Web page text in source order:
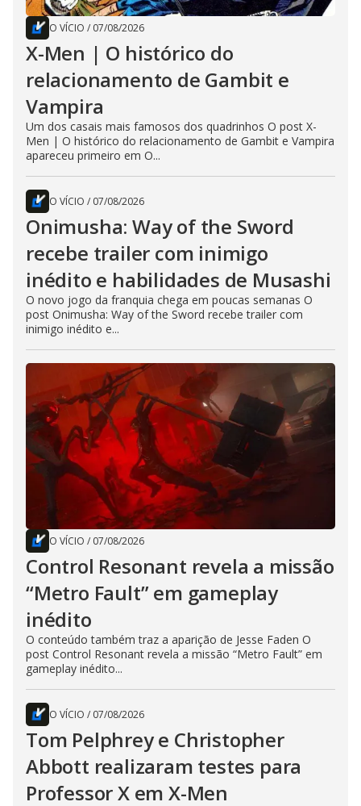
O VÍCIO / 07/08/2026
X-Men | O histórico do
relacionamento de Gambit e
Vampira
Um dos casais mais famosos dos quadrinhos O post X-
Men | O histórico do relacionamento de Gambit e Vampira
apareceu primeiro em O...
O VÍCIO / 07/08/2026
Onimusha: Way of the Sword
recebe trailer com inimigo
inédito e habilidades de Musashi
O novo jogo da franquia chega em poucas semanas O
post Onimusha: Way of the Sword recebe trailer com
inimigo inédito e...
O VÍCIO / 07/08/2026
Control Resonant revela a missão
“Metro Fault” em gameplay
inédito
O conteúdo também traz a aparição de Jesse Faden O
post Control Resonant revela a missão “Metro Fault” em
gameplay inédito...
O VÍCIO / 07/08/2026
Tom Pelphrey e Christopher
Abbott realizaram testes para
Professor X em X-Men